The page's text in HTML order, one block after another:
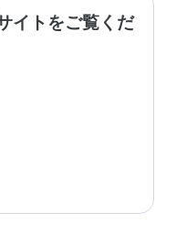
イトをご覧くだ